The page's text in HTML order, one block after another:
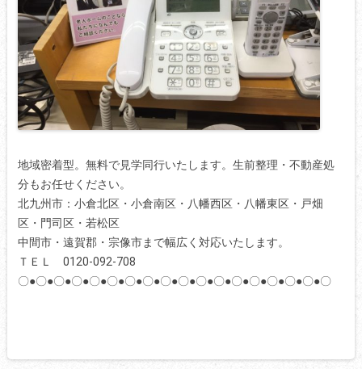
地域密着型。無料で見学同行いたします。生前整理・不動産処
分もお任せください。
北九州市：小倉北区・小倉南区・八幡西区・八幡東区・戸畑
区・門司区・若松区
中間市・遠賀郡・宗像市まで幅広く対応いたします。
ＴＥＬ 0120-092-708
〇●〇●〇●〇●〇●〇●〇●〇●〇●〇●〇●〇●〇●〇●〇●〇●〇●〇